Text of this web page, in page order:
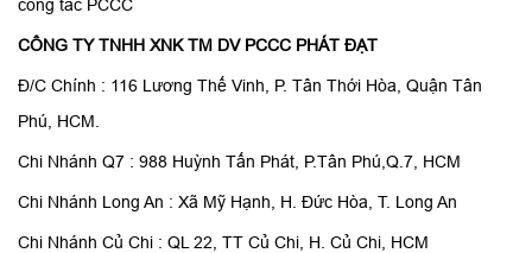
công tác PCCC
CÔNG TY TNHH XNK TM DV PCCC PHÁT ĐẠT
Đ/C Chính : 116 Lương Thế Vinh, P. Tân Thới Hòa, Quận Tân
Phú, HCM.
Chi Nhánh Q7 : 988 Huỳnh Tấn Phát, P.Tân Phú,Q.7, HCM
Chi Nhánh Long An : Xã Mỹ Hạnh, H. Đức Hòa, T. Long An
Chi Nhánh Củ Chi : QL 22, TT Củ Chi, H. Củ Chi, HCM